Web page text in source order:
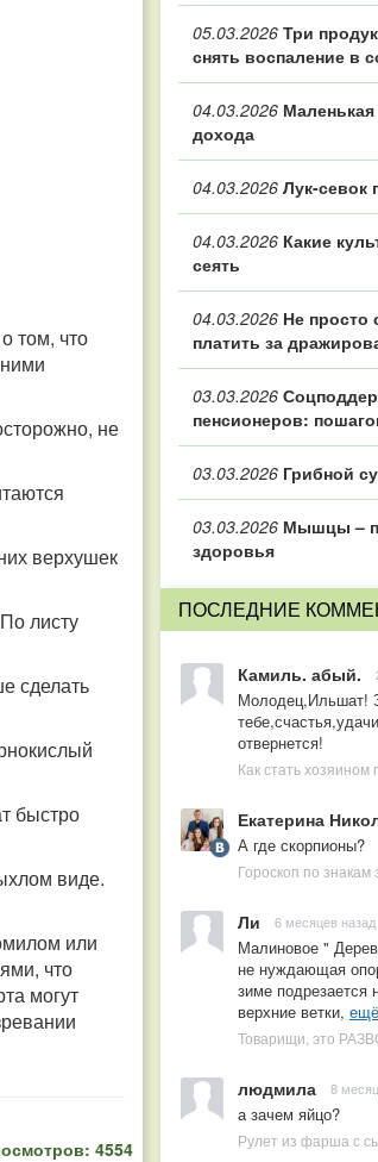
том, что
не
верхушек
листу
сделать
быстро
виде.
или
что
могут
4554
05.03.2026 Три
снять воспаление в
04.03.2026
дохода
04.03.2026 Лук-севок
04.03.2026 Какие
сеять
04.03.2026 Не просто
платить за
03.03.2026
пенсионеров:
03.03.2026 Грибной
03.03.2026 Мышцы –
здоровья
ПОСЛЕДНИЕ
Камиль. абый.
Молодец,Ильшат!
отвернется!
Как стать хозяином
Екатерина
А где скорпионы?
Гороскоп по знакам
Ли 6 месяцев назад
Малиновое "
не нуждающая
зиме подрезается
верхние ветки, ещё
людмила 8
а зачем яйцо?
Рулет из фарша с